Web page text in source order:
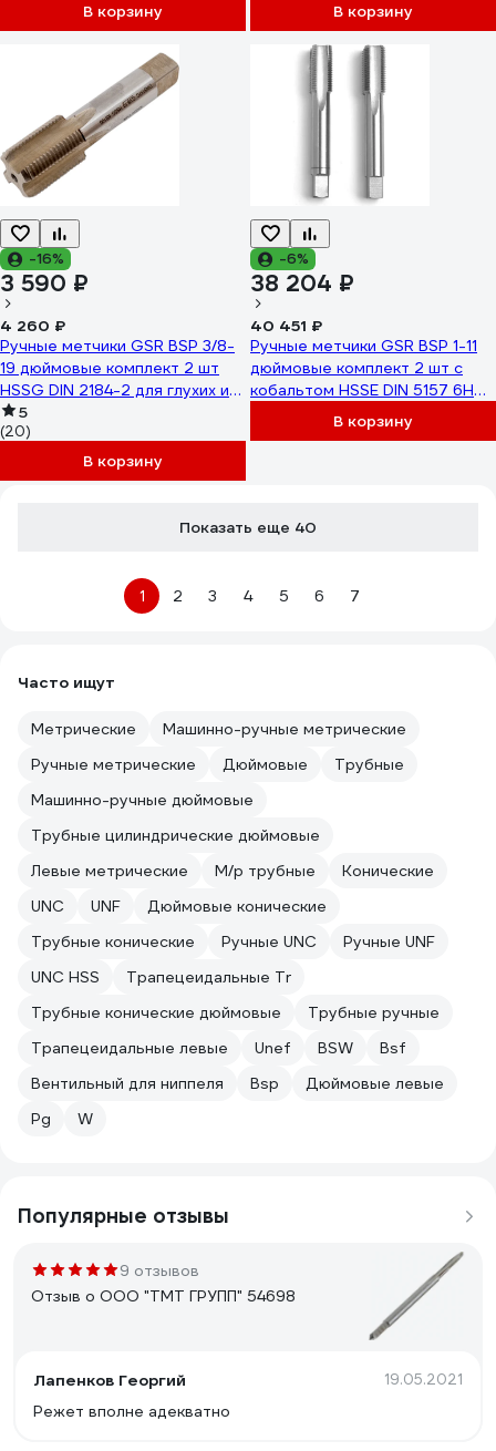
В корзину В корзину
-16%
3 590 ₽
4 260 ₽
Ручные метчики GSR BSP 3/8-
19 дюймовые комплект 2 шт
HSSG DIN 2184-2 для глухих и
сквозных отверстий
B00155080
5
(20)
В корзину
-6%
38 204 ₽
40 451 ₽
Ручные метчики GSR BSP 1-11
дюймовые комплект 2 шт с
кобальтом HSSE DIN 5157 6H
для глухих и сквозных
отверстий B00159150
В корзину
Показать еще 40
1 2 3 4 5 6 7
Часто ищут
Метрические
Машинно-ручные метрические
Ручные метрические
Дюймовые
Трубные
Машинно-ручные дюймовые
Трубные цилиндрические дюймовые
Левые метрические
М/р трубные
Конические
UNC
UNF
Дюймовые конические
Трубные конические
Ручные UNC
Ручные UNF
UNC HSS
Трапецеидальные Tr
Трубные конические дюймовые
Трубные ручные
Трапецеидальные левые
Unef BSW
Bsf
Вентильный для ниппеля
Bsp
Дюймовые левые
Pg
W
Популярные отзывы
9 отзывов
Отзыв о ООО "ТМТ ГРУПП" 54698
Лапенков Георгий 19.05.2021
Режет вполне адекватно